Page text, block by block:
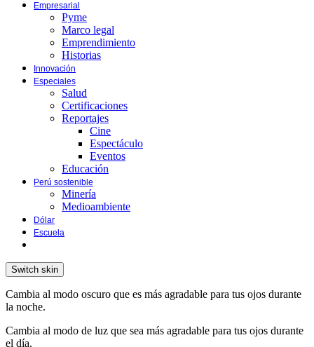
Empresarial
Pyme
Marco legal
Emprendimiento
Historias
Innovación
Especiales
Salud
Certificaciones
Reportajes
Cine
Espectáculo
Eventos
Educación
Perú sostenible
Minería
Medioambiente
Dólar
Escuela
Switch skin
Cambia al modo oscuro que es más agradable para tus ojos durante
la noche.
Cambia al modo de luz que sea más agradable para tus ojos durante
el día.